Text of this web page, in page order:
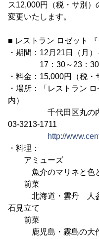
ス12,000円（税・サ別
変更いたします。
■ レストラン ロゼット
・期間：12月21日（月）
17：30～23：30
・料金：15,000円（税・
・場所：「レストラン
内）
千代田区丸の内2-
03-3213-1711
http://
・料理：
アミューズ
魚介のマリネと色と
前菜
北海道・雲丹 人参
石見立て
前菜
鹿児島・霧島の大作